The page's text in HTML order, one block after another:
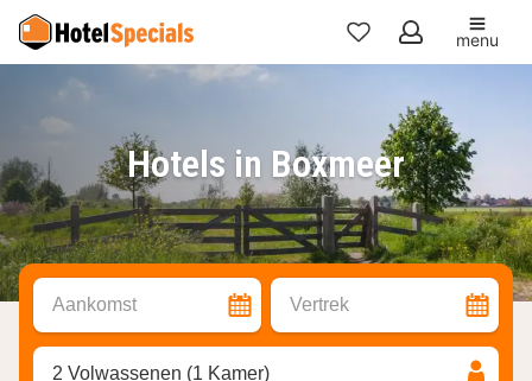
Mijn
favorieten
menu
Hotels in Boxmeer
Aankomst Vertrek
2 Volwassenen (1 Kamer)